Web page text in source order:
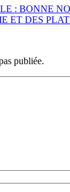
: BONNE
ET DES
publiée.